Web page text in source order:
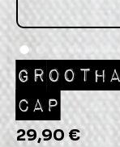
CAP
29,90 €